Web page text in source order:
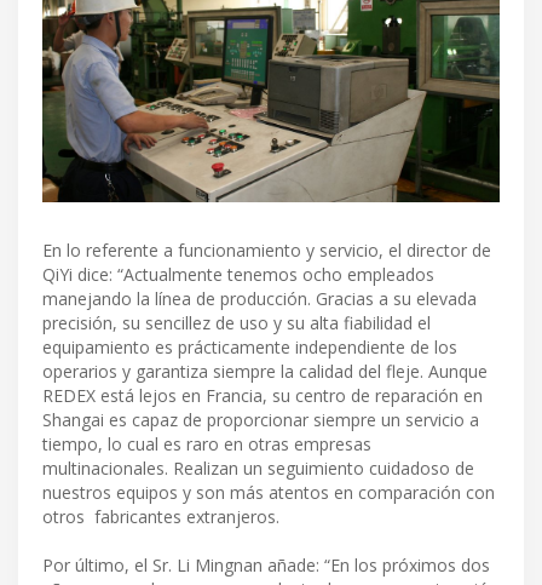
En lo referente a funcionamiento y servicio, el director de
QiYi dice: “Actualmente tenemos ocho empleados
manejando la línea de producción. Gracias a su elevada
precisión, su sencillez de uso y su alta fiabilidad el
equipamiento es prácticamente independiente de los
operarios y garantiza siempre la calidad del fleje. Aunque
REDEX está lejos en Francia, su centro de reparación en
Shangai es capaz de proporcionar siempre un servicio a
tiempo, lo cual es raro en otras empresas
multinacionales. Realizan un seguimiento cuidadoso de
nuestros equipos y son más atentos en comparación con
otros fabricantes extranjeros.
Por último, el Sr. Li Mingnan añade: “En los próximos dos